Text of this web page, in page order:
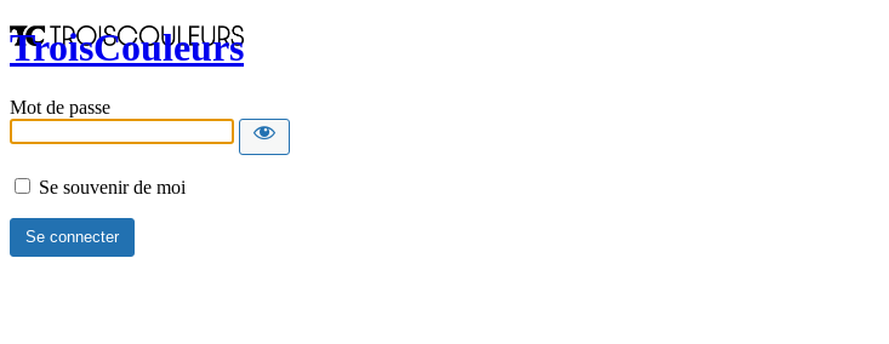
TroisCouleurs
Mot de passe
Se souvenir de moi